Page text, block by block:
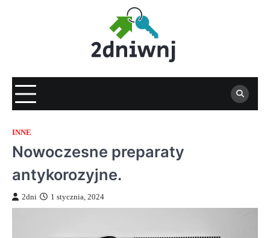
INNE
Nowoczesne preparaty
antykorozyjne.
2dni 1 stycznia, 2024